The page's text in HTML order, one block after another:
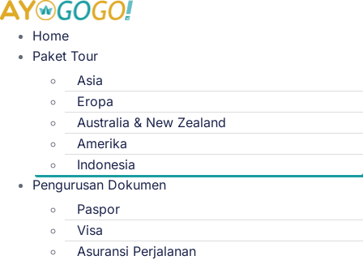
Skip
content
Home
Paket Tour
Asia
Eropa
Australia & New Zealand
Amerika
Indonesia
Pengurusan Dokumen
Paspor
Visa
Asuransi Perjalanan